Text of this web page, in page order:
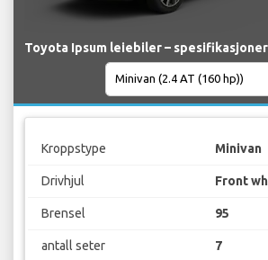
Toyota Ipsum leiebiler – spesifikasjoner
Kroppstype Minivan
Drivhjul Front
Brensel 95
antall seter 7